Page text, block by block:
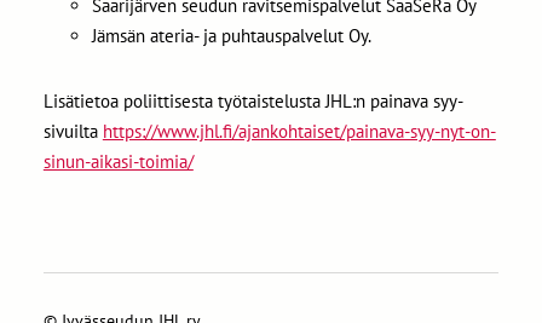
Saarijärven seudun ravitsemispalvelut SaaSeRa Oy
Jämsän ateria- ja puhtauspalvelut Oy.
Lisätietoa poliittisesta työtaistelusta JHL:n painava syy-
sivuilta https://www.jhl.fi/ajankohtaiset/painava-syy-nyt-on-
sinun-aikasi-toimia/